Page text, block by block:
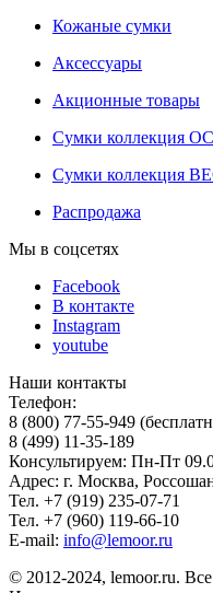
Кожаные сумки
Аксессуары
Акционные товары
Сумки коллекция
Сумки коллекция
Распродажа
Мы в соцсетях
Facebook
В контакте
Instagram
youtube
Наши контакты
Телефон:
8 (800) 77-55-949
8 (499) 11-35-189
Консультируем: Пн-Пт
Адрес: г. Москва,
Тел. +7 (919) 235-07-71
Тел. +7 (960) 119-66-10
E-mail: info@lemoor.ru
© 2012-2024, lemoor.ru.